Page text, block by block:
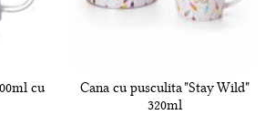
cu
Cana cu pusculita "Stay Wild"
320ml